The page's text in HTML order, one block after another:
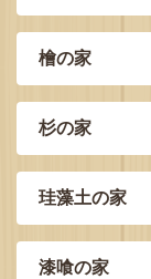
檜の家
杉の家
珪藻土の家
漆喰の家